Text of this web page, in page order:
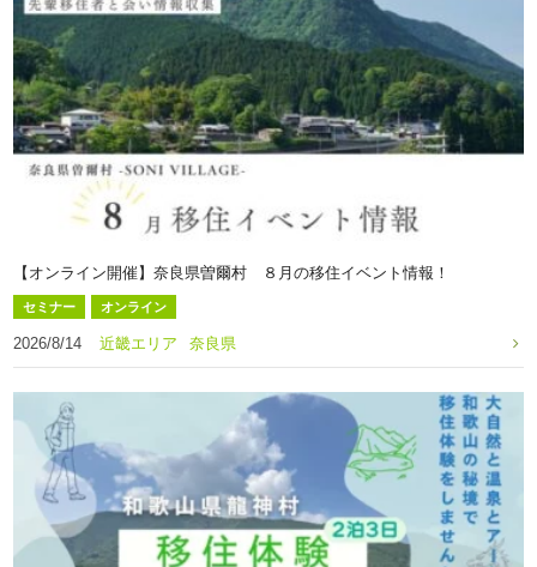
【オンライン開催】奈良県曽爾村 ８月の移住イベント情報！
セミナー オンライン
2026/8/14 近畿エリア 奈良県